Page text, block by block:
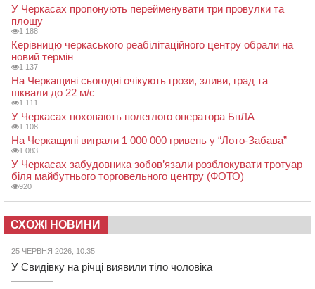
У Черкасах пропонують перейменувати три провулки та
площу
1 188
Керівницю черкаського реабілітаційного центру обрали на
новий термін
1 137
На Черкащині сьогодні очікують грози, зливи, град та
шквали до 22 м/с
1 111
У Черкасах поховають полеглого оператора БпЛА
1 108
На Черкащині виграли 1 000 000 гривень у “Лото-Забава”
1 083
У Черкасах забудовника зобов’язали розблокувати тротуар
біля майбутнього торговельного центру (ФОТО)
920
СХОЖІ НОВИНИ
25 ЧЕРВНЯ 2026, 10:35
У Свидівку на річці виявили тіло чоловіка